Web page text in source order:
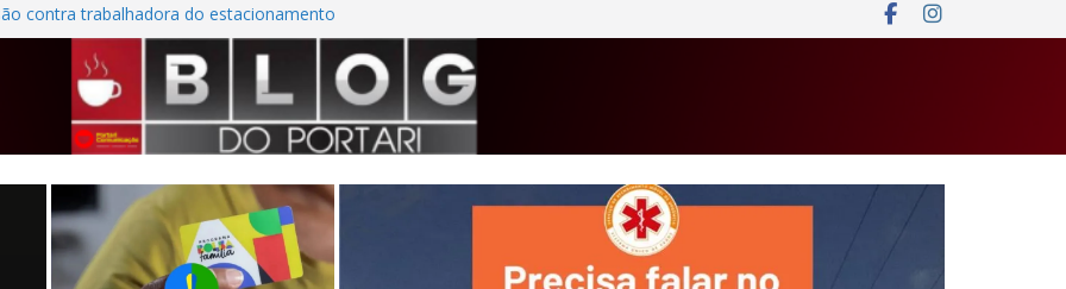
contra trabalhadora do estacionamento
em Frutal
Nordestina
casa desabitada e furtam bicicleta,
no Centro de Frutal
em investimentos, obras de melhoria
seguem em ritmo avançado